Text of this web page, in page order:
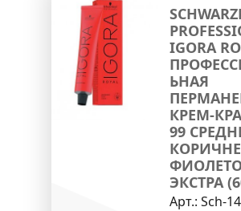
IGORA
ЬНАЯ
КРЕМ-
99
ЭКСТРА
Арт.: Sch-